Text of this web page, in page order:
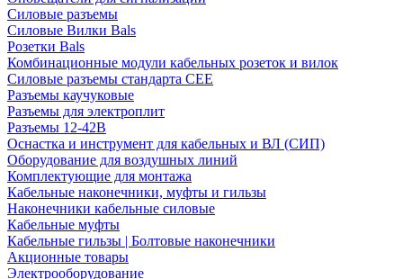
Силовые разъемы
Силовые Вилки Bals
Розетки Bals
Комбинационные модули кабельных розеток и вилок
Силовые разъемы стандарта CEE
Разъемы каучуковые
Разъемы для электроплит
Разъемы 12-42В
Оснастка и инструмент для кабельных и ВЛ (СИП)
Оборудование для воздушных линий
Комплектующие для монтажа
Кабельные наконечники, муфты и гильзы
Наконечники кабельные силовые
Кабельные муфты
Кабельные гильзы | Болтовые наконечники
Акционные товары
Электрооборудование